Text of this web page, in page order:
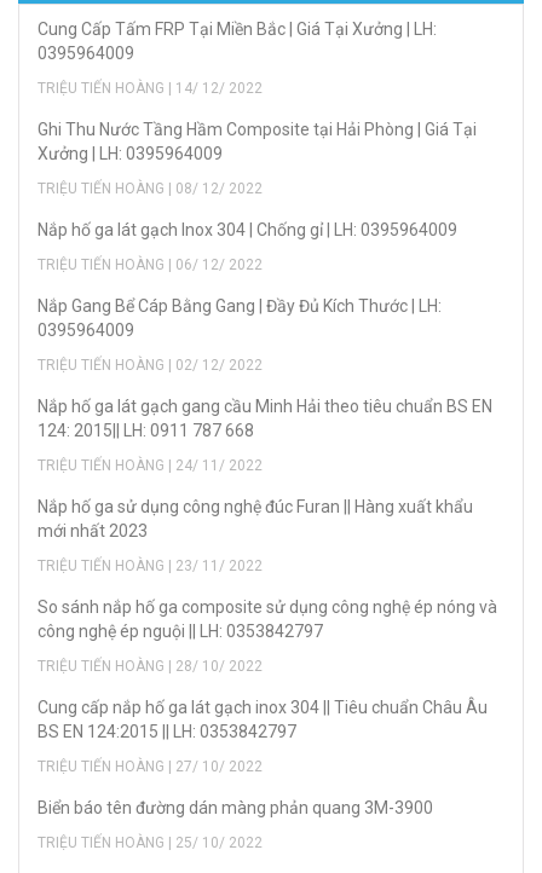
Cung Cấp Tấm FRP Tại Miền Bắc | Giá Tại Xưởng | LH:
0395964009
TRIỆU TIẾN HOÀNG | 14/ 12/ 2022
Ghi Thu Nước Tầng Hầm Composite tại Hải Phòng | Giá Tại
Xưởng | LH: 0395964009
TRIỆU TIẾN HOÀNG | 08/ 12/ 2022
Nắp hố ga lát gạch Inox 304 | Chống gỉ | LH: 0395964009
TRIỆU TIẾN HOÀNG | 06/ 12/ 2022
Nắp Gang Bể Cáp Bằng Gang | Đầy Đủ Kích Thước | LH:
0395964009
TRIỆU TIẾN HOÀNG | 02/ 12/ 2022
Nắp hố ga lát gạch gang cầu Minh Hải theo tiêu chuẩn BS EN
124: 2015|| LH: 0911 787 668
TRIỆU TIẾN HOÀNG | 24/ 11/ 2022
Nắp hố ga sử dụng công nghệ đúc Furan || Hàng xuất khẩu
mới nhất 2023
TRIỆU TIẾN HOÀNG | 23/ 11/ 2022
So sánh nắp hố ga composite sử dụng công nghệ ép nóng và
công nghệ ép nguội || LH: 0353842797
TRIỆU TIẾN HOÀNG | 28/ 10/ 2022
Cung cấp nắp hố ga lát gạch inox 304 || Tiêu chuẩn Châu Âu
BS EN 124:2015 || LH: 0353842797
TRIỆU TIẾN HOÀNG | 27/ 10/ 2022
Biển báo tên đường dán màng phản quang 3M-3900
TRIỆU TIẾN HOÀNG | 25/ 10/ 2022